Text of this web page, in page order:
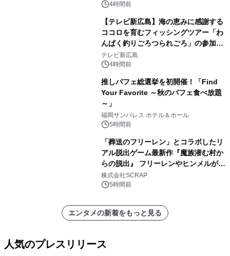
4時間前
【テレビ新広島】海の恵みに感謝する
ココロを育むフィッシングツアー「わ
んぱく釣りごろつられごろ」の参加小
学生を募集
テレビ新広島
4時間前
推しパフェ総選挙を初開催！「Find
Your Favorite ～秋のパフェ食べ放題
～」
福岡サンパレス ホテル＆ホール
5時間前
「葬送のフリーレン」とコラボしたリ
アル脱出ゲーム最新作『魔族潜む村か
らの脱出』 フリーレンやヒンメルが武
器を手に魔族を見据える描き下ろしメ
インビジュアル公開
株式会社SCRAP
5時間前
エンタメの新着をもっと見る
人気のプレスリリース